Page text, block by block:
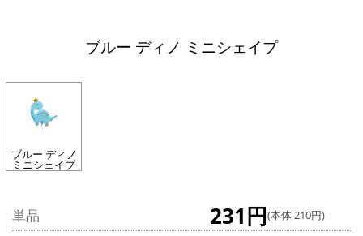
ブルー ディノ ミニシェイプ
ブルー ディノ
ミニシェイプ
単品 231円(本体 210円)